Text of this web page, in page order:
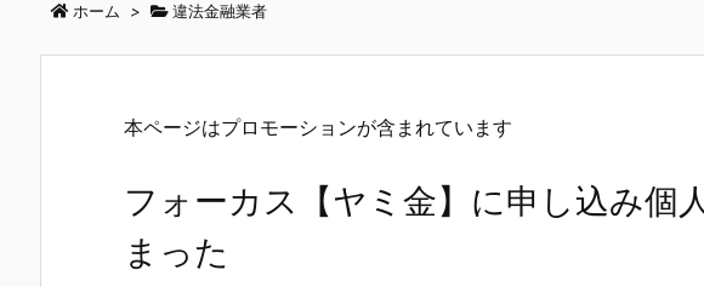
ホーム > 違法金融業者
本ページはプロモーションが含まれています
フォーカス【ヤミ金】に申し込み個
まった